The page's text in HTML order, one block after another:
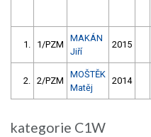
1. 1/PZM
MAKÁN
Jiří
2015
2. 2/PZM
MOŠTĚK
Matěj
2014
kategorie C1W